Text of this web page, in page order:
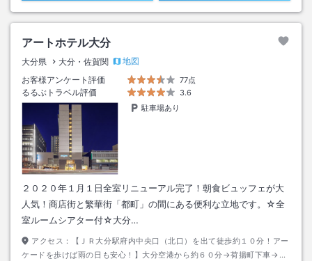
アートホテル大分
大分県 大分・佐賀関
地図
お客様アンケート評価
77点
るるぶトラベル評価
3.6
駐車場あり
２０２０年１月１日全室リニューアル完了！朝食ビュッフェが大
人気！商店街と繁華街「都町」の間にある便利な立地です。☆全
室ルームシアター付☆大分…
アクセス：
【ＪＲ大分駅府内中央口（北口）を出て徒歩約１０分！アー
ケードを歩けば雨の日も安心！】大分空港から約６０分→荷揚町下車→徒